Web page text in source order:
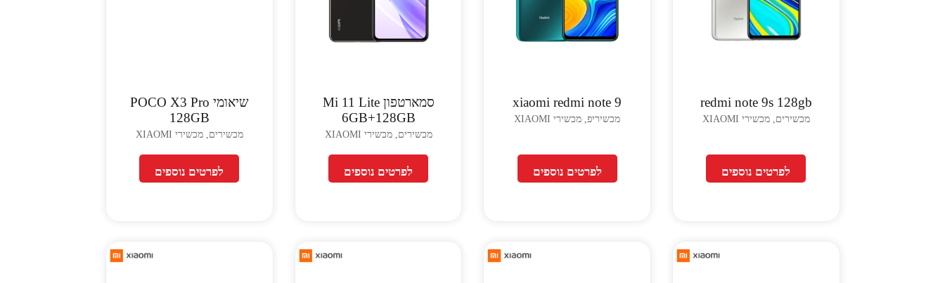
redmi note 9s 128gb
מכשירים, מכשירי XIAOMI
לפרטים נוספים
xiaomi redmi note 9
מכשיריפ, מכשירי XIAOMI
לפרטים נוספים
סמארטפון Mi 11 Lite
6GB+128GB
מכשירים, מכשירי XIAOMI
לפרטים נוספים
שיאומי POCO X3 Pro
128GB
מכשירים, מכשירי XIAOMI
לפרטים נוספים